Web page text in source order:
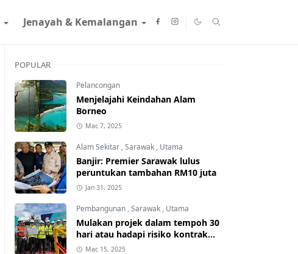
Jenayah & Kemalangan
POPULAR
Pelancongan
Menjelajahi Keindahan Alam
Borneo
Mac 7, 2025
Alam Sekitar ,Sarawak , Utama
Banjir: Premier Sarawak lulus
peruntukan tambahan RM10 juta
Jan 31, 2025
Pembangunan ,Sarawak , Utama
Mulakan projek dalam tempoh 30
hari atau hadapi risiko kontrak
ditamatkan
Mac 15, 2025